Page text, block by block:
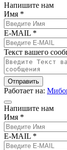
Напишите нам
Имя *
E-MAIL *
Текст вашего
Отправить
Работает на:
Напишите нам
Имя *
E-MAIL *